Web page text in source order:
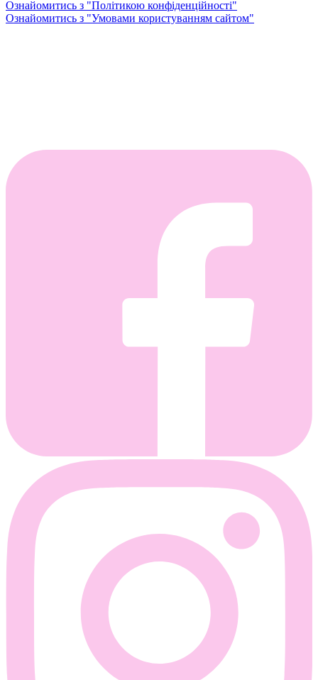
Ознайомитись з "Політикою конфіденційності"
Ознайомитись з "Умовами користуванням сайтом"